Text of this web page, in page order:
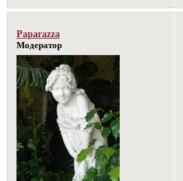
Paparazza
Модератор